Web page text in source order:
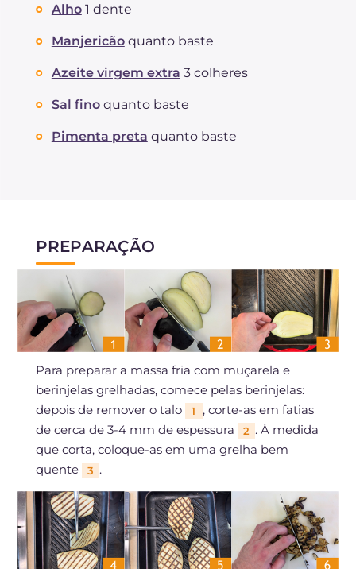
Alho 1 dente
Manjericão quanto baste
Azeite virgem extra 3 colheres
Sal fino quanto baste
Pimenta preta quanto baste
PREPARAÇÃO
Para preparar a massa fria com muçarela e
berinjelas grelhadas, comece pelas berinjelas:
depois de remover o talo
1
, corte-as em fatias
de cerca de 3-4 mm de espessura
2 . À medida
que corta, coloque-as em uma grelha bem
quente
3 .